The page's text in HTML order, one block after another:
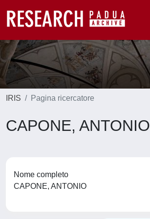
IRIS Pagina ricercatore
CAPONE, ANTONIO
Nome completo
CAPONE, ANTONIO